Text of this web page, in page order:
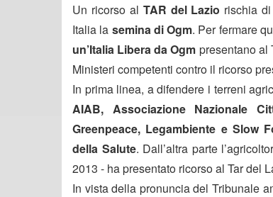
Un ricorso al TAR del Lazio rischia
Italia la semina di Ogm. Per fermare
un’Italia Libera da Ogm presentano al
Ministeri competenti contro il ricorso
In prima linea, a difendere i terreni
AIAB, Associazione Nazionale
Greenpeace, Legambiente e Slow
della Salute. Dall’altra parte
2013 - ha presentato ricorso al Tar del
In vista della pronuncia del Tribunale